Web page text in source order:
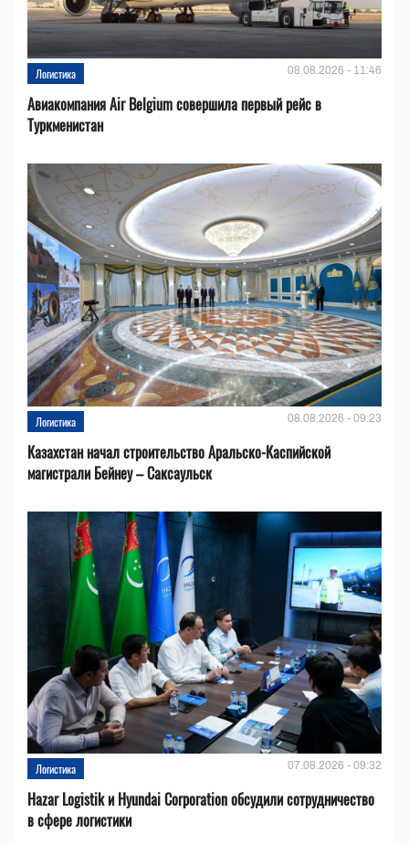
Логистика 08.08.2026 - 11:46
Авиакомпания Air Belgium совершила первый рейс в
Туркменистан
Логистика 08.08.2026 - 09:23
Казахстан начал строительство Аральско-Каспийской
магистрали Бейнеу – Саксаульск
Логистика 07.08.2026 - 09:32
Hazar Logistik и Hyundai Corporation обсудили сотрудничество
в сфере логистики